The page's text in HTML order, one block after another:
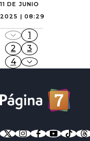
11 DE JUNIO
2025 | 08:29
1
2
3
4